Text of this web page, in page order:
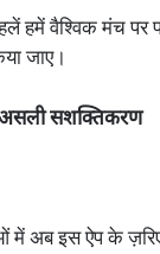
हमें वैश्विक मंच
जाए।
असली सशक्तिकरण
में अब इस ऐप के